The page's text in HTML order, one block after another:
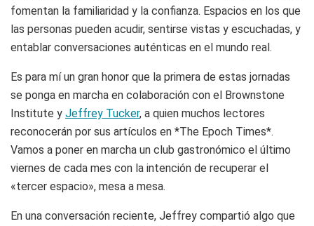
fomentan la familiaridad y la confianza. Espacios en los que
las personas pueden acudir, sentirse vistas y escuchadas, y
entablar conversaciones auténticas en el mundo real.
Es para mí un gran honor que la primera de estas jornadas
se ponga en marcha en colaboración con el Brownstone
Institute y Jeffrey Tucker, a quien muchos lectores
reconocerán por sus artículos en *The Epoch Times*.
Vamos a poner en marcha un club gastronómico el último
viernes de cada mes con la intención de recuperar el
«tercer espacio», mesa a mesa.
En una conversación reciente, Jeffrey compartió algo que